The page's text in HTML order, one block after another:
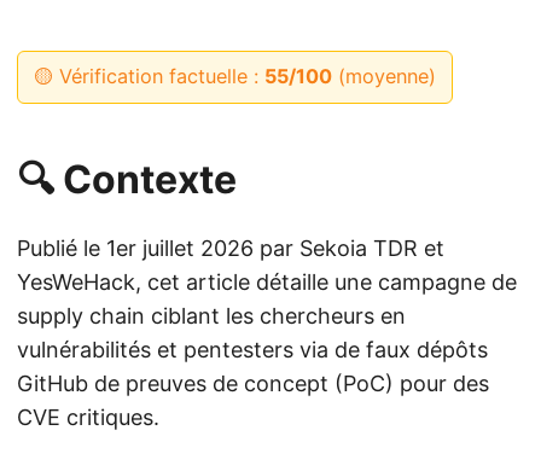
🟡 Vérification factuelle : 55/100(moyenne)
🔍 Contexte
Publié le 1er juillet 2026 par Sekoia TDR et
YesWeHack, cet article détaille une campagne de
supply chain ciblant les chercheurs en
vulnérabilités et pentesters via de faux dépôts
GitHub de preuves de concept (PoC) pour des
CVE critiques.